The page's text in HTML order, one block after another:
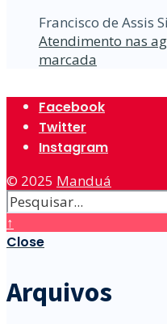
Francisco de Assis
Atendimento nas
marcada
Facebook
Twitter
Instagram
© 2025 Manduá
↑
Close
Arquivos